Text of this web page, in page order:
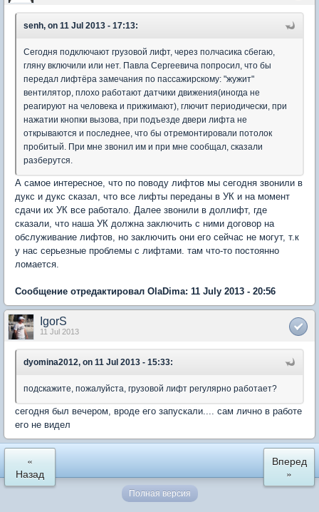
senh, on 11 Jul 2013 - 17:13:
Сегодня подключают грузовой лифт, через полчасика сбегаю,
гляну включили или нет. Павла Сергеевича попросил, что бы
передал лифтёра замечания по пассажирскому: "жужит"
вентилятор, плохо работают датчики движения(иногда не
реагируют на человека и прижимают), глючит периодически, при
нажатии кнопки вызова, при подъезде двери лифта не
открываются и последнее, что бы отремонтировали потолок
пробитый. При мне звонил им и при мне сообщал, сказали
разберутся.
А самое интересное, что по поводу лифтов мы сегодня звонили в
дукс и дукс сказал, что все лифты переданы в УК и на момент
сдачи их УК все работало. Далее звонили в доллифт, где
сказали, что наша УК должна заключить с ними договор на
обслуживание лифтов, но заключить они его сейчас не могут, т.к
у нас серьезные проблемы с лифтами. там что-то постоянно
ломается.
Сообщение отредактировал OlaDima: 11 July 2013 - 20:56
IgorS
11 Jul 2013
dyomina2012, on 11 Jul 2013 - 15:33:
подскажите, пожалуйста, грузовой лифт регулярно работает?
сегодня был вечером, вроде его запускали.... сам лично в работе
его не видел
«
Назад
Вперед
»
Полная версия